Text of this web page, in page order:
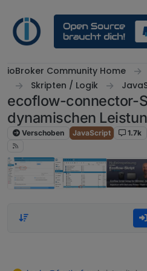
ioBroker Community Home
Skripten / Logik
ecoflow-connector-
dynamischen
Verschoben JavaScript 1.7k